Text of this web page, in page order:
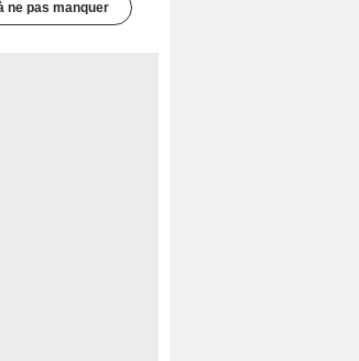
ne pas manquer